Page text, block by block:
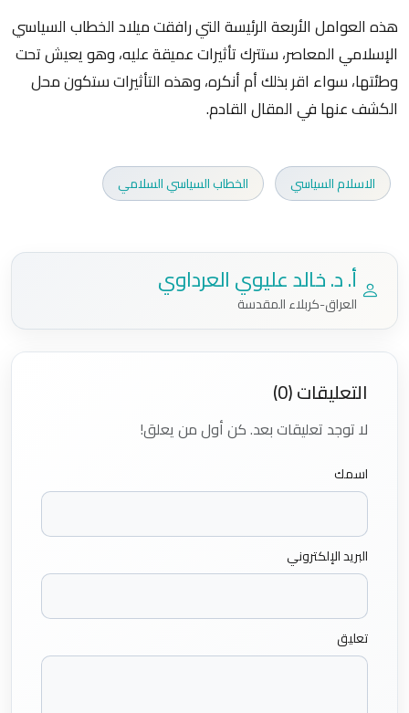
هذه العوامل الأربعة الرئيسة التي رافقت ميلاد الخطاب السياسي
الإسلامي المعاصر، ستترك تأثيرات عميقة عليه، وهو يعيش تحت
وطئتها، سواء اقر بذلك أم أنكره، وهذه التأثيرات ستكون محل
الكشف عنها في المقال القادم.
الاسلام السياسي الخطاب السياسي السلامي
أ. د. خالد عليوي العرداوي
العراق-كربلاء المقدسة
التعليقات (0)
لا توجد تعليقات بعد. كن أول من يعلق!
اسمك
البريد الإلكتروني
تعليق